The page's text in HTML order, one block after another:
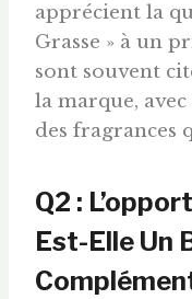
apprécient la
Grasse » à un
sont souvent
la marque,
des fragrances
Q2 :
Est-Elle Un